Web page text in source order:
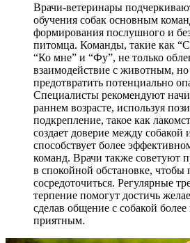
Врачи-ветеринары
обучения собак основным
формирования послушного и
питомца. Команды, такие как
“Ко мне” и “Фу”, не только
взаимодействие с животным,
предотвратить потенциально
Специалисты рекомендуют
раннем возрасте, используя
подкрепление, такое как
создает доверие между собакой
способствует более
команд. Врачи также советуют
в спокойной обстановке, чтобы
сосредоточиться. Регулярные
терпение помогут достичь
сделав общение с собакой
приятным.